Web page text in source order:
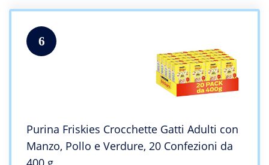
6
Purina Friskies Crocchette Gatti Adulti con
Manzo, Pollo e Verdure, 20 Confezioni da